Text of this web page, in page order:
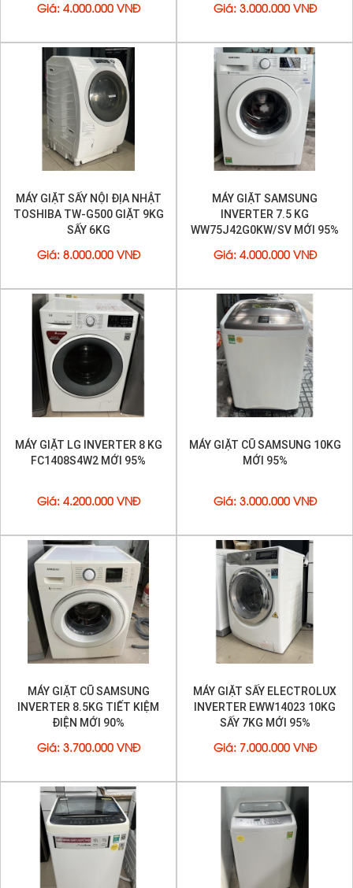
Giá : 4.000.000 VNĐ Giá : 3.000.000 VNĐ
MÁY GIẶT SẤY NỘI ĐỊA NHẬT
TOSHIBA TW-G500 GIẶT 9KG
SẤY 6KG
Giá : 8.000.000 VNĐ
MÁY GIẶT SAMSUNG
INVERTER 7.5 KG
WW75J42G0KW/SV MỚI 95%
Giá : 4.000.000 VNĐ
MÁY GIẶT LG INVERTER 8 KG
FC1408S4W2 MỚI 95%
Giá: 4.200.000 VNĐ
MÁY GIẶT CŨ SAMSUNG 10KG
MỚI 95%
Giá: 3.000.000 VNĐ
MÁY GIẶT CŨ SAMSUNG
INVERTER 8.5KG TIẾT KIỆM
ĐIỆN MỚI 90%
Giá: 3.700.000 VNĐ
MÁY GIẶT SẤY ELECTROLUX
INVERTER EWW14023 10KG
SẤY 7KG MỚI 95%
Giá: 7.000.000 VNĐ